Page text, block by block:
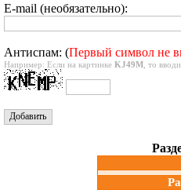
E-mail (необязательно):
Антиспам: (Первый символ не
Например: Если на картинке KJ49M , то